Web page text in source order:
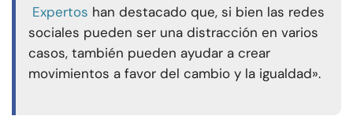
Expertos han destacado que, si bien las redes
sociales pueden ser una distracción en varios
casos, también pueden ayudar a crear
movimientos a favor del cambio y la igualdad».